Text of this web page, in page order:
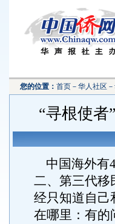
您的位置： 首页 － 华人社区 －
“寻根使者
中国海外有
二、第三代移
经只知道自己
在哪里：有的